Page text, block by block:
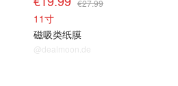
€27.99
11寸
磁吸类纸膜
@dealmoon.de